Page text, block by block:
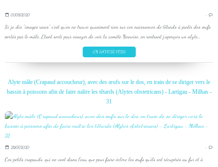
01/08/2020 …
Si je dis "images rares" c'est qu'on ne trouve quasiment rien sur ces naissances de têtards à partir des œufs
portés par le mâle. Etant sorti pour essayer de voir la comète Neowise, en rentrant j'aperçois un alyte...
EN SAVOIR PLUS
Alyte mâle (Crapaud accoucheur), avec des œufs sur le dos, en train de se diriger vers le
bassin à poissons afin de faire naître les têtards (Alytes obstetricans) - Lartigau - Milhas -
31
28/07/2020 …
Ces petits crapauds, qui ne vont dans l'eau que pour faire éclore les œufs qu'ils ont récupérés au fur et à